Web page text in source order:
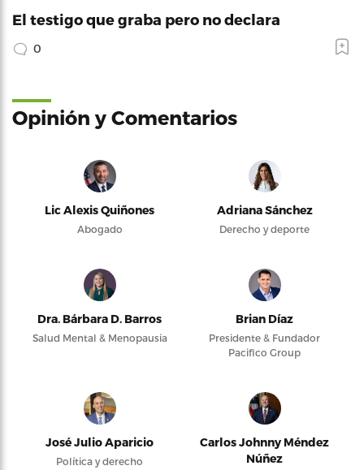
El testigo que graba pero no declara
0
Opinión y Comentarios
Lic Alexis Quiñones
Abogado
Adriana Sánchez
Derecho y deporte
Dra. Bárbara D. Barros
Salud Mental & Menopausia
Brian Díaz
Presidente & Fundador
Pacifico Group
José Julio Aparicio
Política y derecho
Carlos Johnny Méndez
Núñez